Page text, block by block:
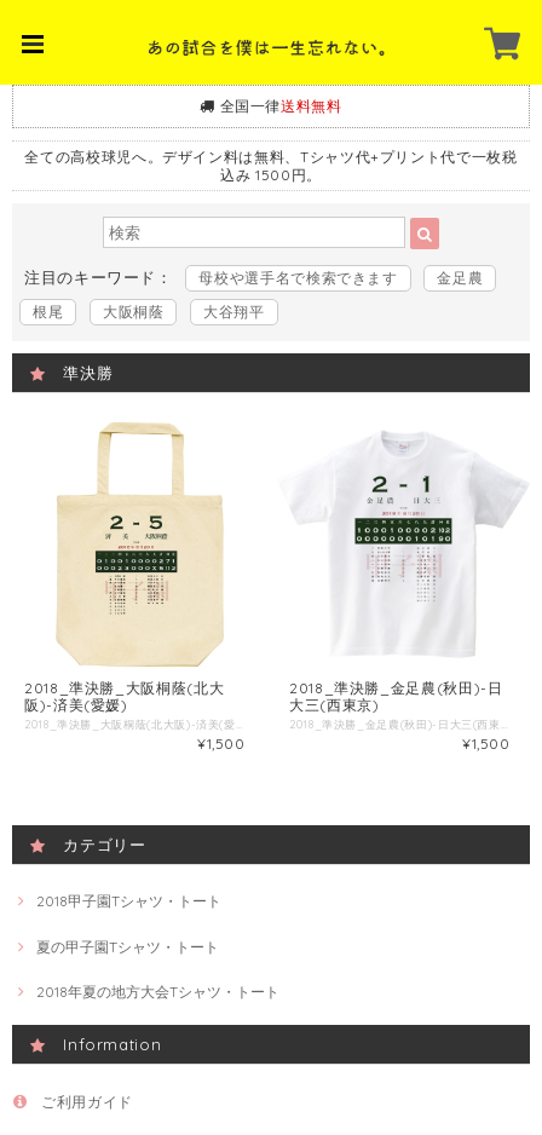
全国一律送料無料
全ての高校球児へ。デザイン料は無料、Tシャツ代+プリント代で一枚税
込み 1500円。
注目のキーワード： 母校や選手名で検索できます
金足農
根尾
大阪桐蔭 大谷翔平
準決勝
2018_準決勝_大阪桐蔭(北大
阪)-済美(愛媛)
¥1,500
2018_準決勝_金足農(秋田)-日
大三(西東京)
¥1,500
カテゴリー
2018甲子園Tシャツ・トート
夏の甲子園Tシャツ・トート
2018年夏の地方大会Tシャツ・トート
Information
ご利用ガイド